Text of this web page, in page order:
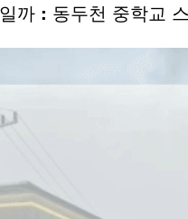
까 : 동두천 중학교